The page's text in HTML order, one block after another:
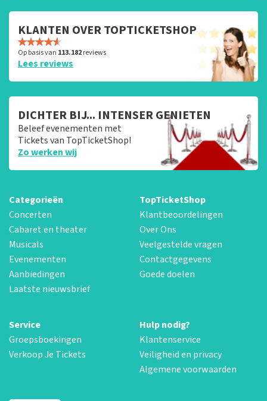
KLANTEN OVER TOPTICKETSHOP
Op basis van 113.182reviews
Lees reviews
DICHTER BIJ... INTENSER GENIETEN
Beleef evenementen met
Tickets van TopTicketShop!
Zo werken wij
Categorieën
Concerten
Cabaret en theater
Musicals
Evenementen
Aanbiedingen
Laatste nieuwsbrief
TopTicketShop
Klantbeoordelingen
Over Ons
Veelgestelde vragen
Contactgegevens
Goede doelen
Service
Groepsboekingen
Verkoop Je Tickets
Hulp nodig?
Klantenservice
Veiligheid en privacy
Algemene voorwaarden